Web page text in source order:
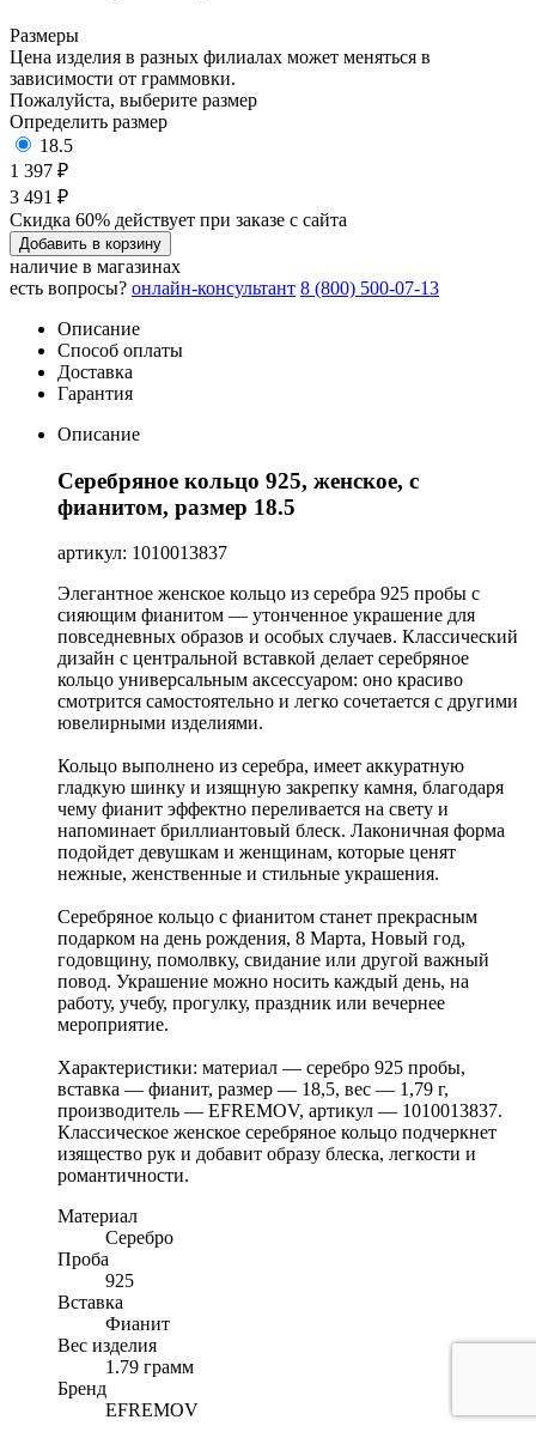
Размеры
Цена изделия в разных филиалах может меняться в
зависимости от граммовки.
Пожалуйста, выберите размер
Определить размер
18.5
1 397 ₽
3 491 ₽
Скидка 60% действует при заказе с сайта
Добавить в корзину
наличие в магазинах
есть вопросы? онлайн-консультант 8 (800) 500-07-13
Описание
Способ оплаты
Доставка
Гарантия
Описание
Серебряное кольцо 925, женское, с
фианитом, размер 18.5
артикул: 1010013837
Элегантное женское кольцо из серебра 925 пробы с
сияющим фианитом — утонченное украшение для
повседневных образов и особых случаев. Классический
дизайн с центральной вставкой делает серебряное
кольцо универсальным аксессуаром: оно красиво
смотрится самостоятельно и легко сочетается с другими
ювелирными изделиями.
Кольцо выполнено из серебра, имеет аккуратную
гладкую шинку и изящную закрепку камня, благодаря
чему фианит эффектно переливается на свету и
напоминает бриллиантовый блеск. Лаконичная форма
подойдет девушкам и женщинам, которые ценят
нежные, женственные и стильные украшения.
Серебряное кольцо с фианитом станет прекрасным
подарком на день рождения, 8 Марта, Новый год,
годовщину, помолвку, свидание или другой важный
повод. Украшение можно носить каждый день, на
работу, учебу, прогулку, праздник или вечернее
мероприятие.
Характеристики: материал — серебро 925 пробы,
вставка — фианит, размер — 18,5, вес — 1,79 г,
производитель — EFREMOV, артикул — 1010013837.
Классическое женское серебряное кольцо подчеркнет
изящество рук и добавит образу блеска, легкости и
романтичности.
Материал
Серебро
Проба
925
Вставка
Фианит
Вес изделия
1.79 грамм
Бренд
EFREMOV